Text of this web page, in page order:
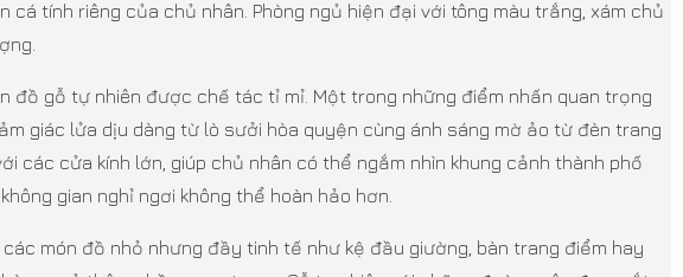
tính riêng của chủ nhân. Phòng ngủ hiện đại với tông màu trắng, xám chủ
gỗ tự nhiên được chế tác tỉ mỉ. Một trong những điểm nhấn quan trọng
giác lửa dịu dàng từ lò sưởi hòa quyện cùng ánh sáng mờ ảo từ đèn trang
các cửa kính lớn, giúp chủ nhân có thể ngắm nhìn khung cảnh thành phố
gian nghỉ ngơi không thể hoàn hảo hơn.
món đồ nhỏ nhưng đầy tinh tế như kệ đầu giường, bàn trang điểm hay